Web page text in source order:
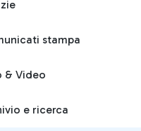
stampa
& Video
e ricerca